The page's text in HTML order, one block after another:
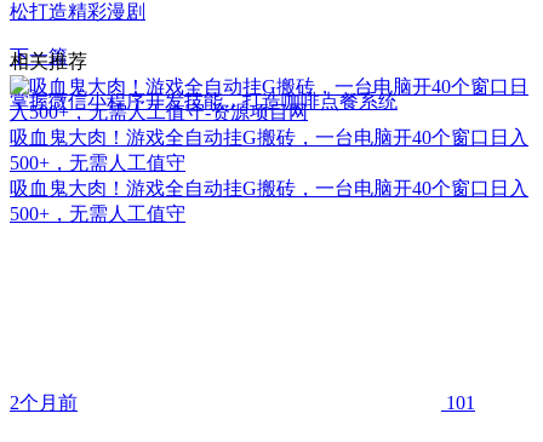
松打造精彩漫剧
下一篇
掌握微信小程序开发技能，打造咖啡点餐系统
相关推荐
吸血鬼大肉！游戏全自动挂G搬砖，一台电脑开40个窗口日入
500+，无需人工值守
吸血鬼大肉！游戏全自动挂G搬砖，一台电脑开40个窗口日入
500+，无需人工值守
2个月前 101